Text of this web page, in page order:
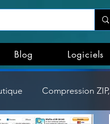
Blog Logiciels
Compression